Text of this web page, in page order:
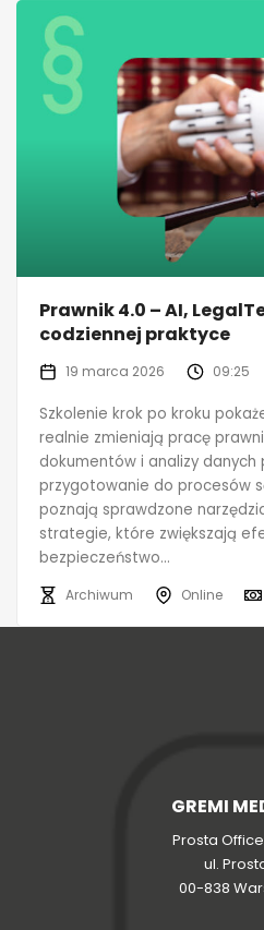
Prawnik 4.0 – AI,
codziennej praktyce
19 marca 2026 09:25
Szkolenie krok po kroku
realnie zmieniają pracę
dokumentów i analizy danych
przygotowanie do procesów
poznają sprawdzone
strategie, które zwiększają
bezpieczeństwo...
Archiwum Online
GREMI
Prosta
ul.
00-838